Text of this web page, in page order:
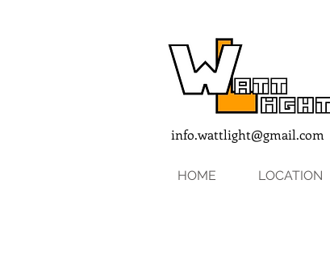
HOME LOCATION
info.wattlight@gmail.com